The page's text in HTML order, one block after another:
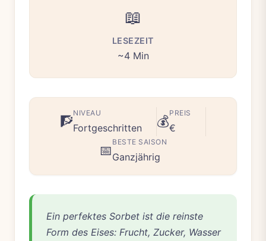
📖
LESEZEIT
~4 Min
🧗
NIVEAU
Fortgeschritten 💰
PREIS
€
📅
BESTE SAISON
Ganzjährig
Ein perfektes Sorbet ist die reinste
Form des Eises: Frucht, Zucker, Wasser